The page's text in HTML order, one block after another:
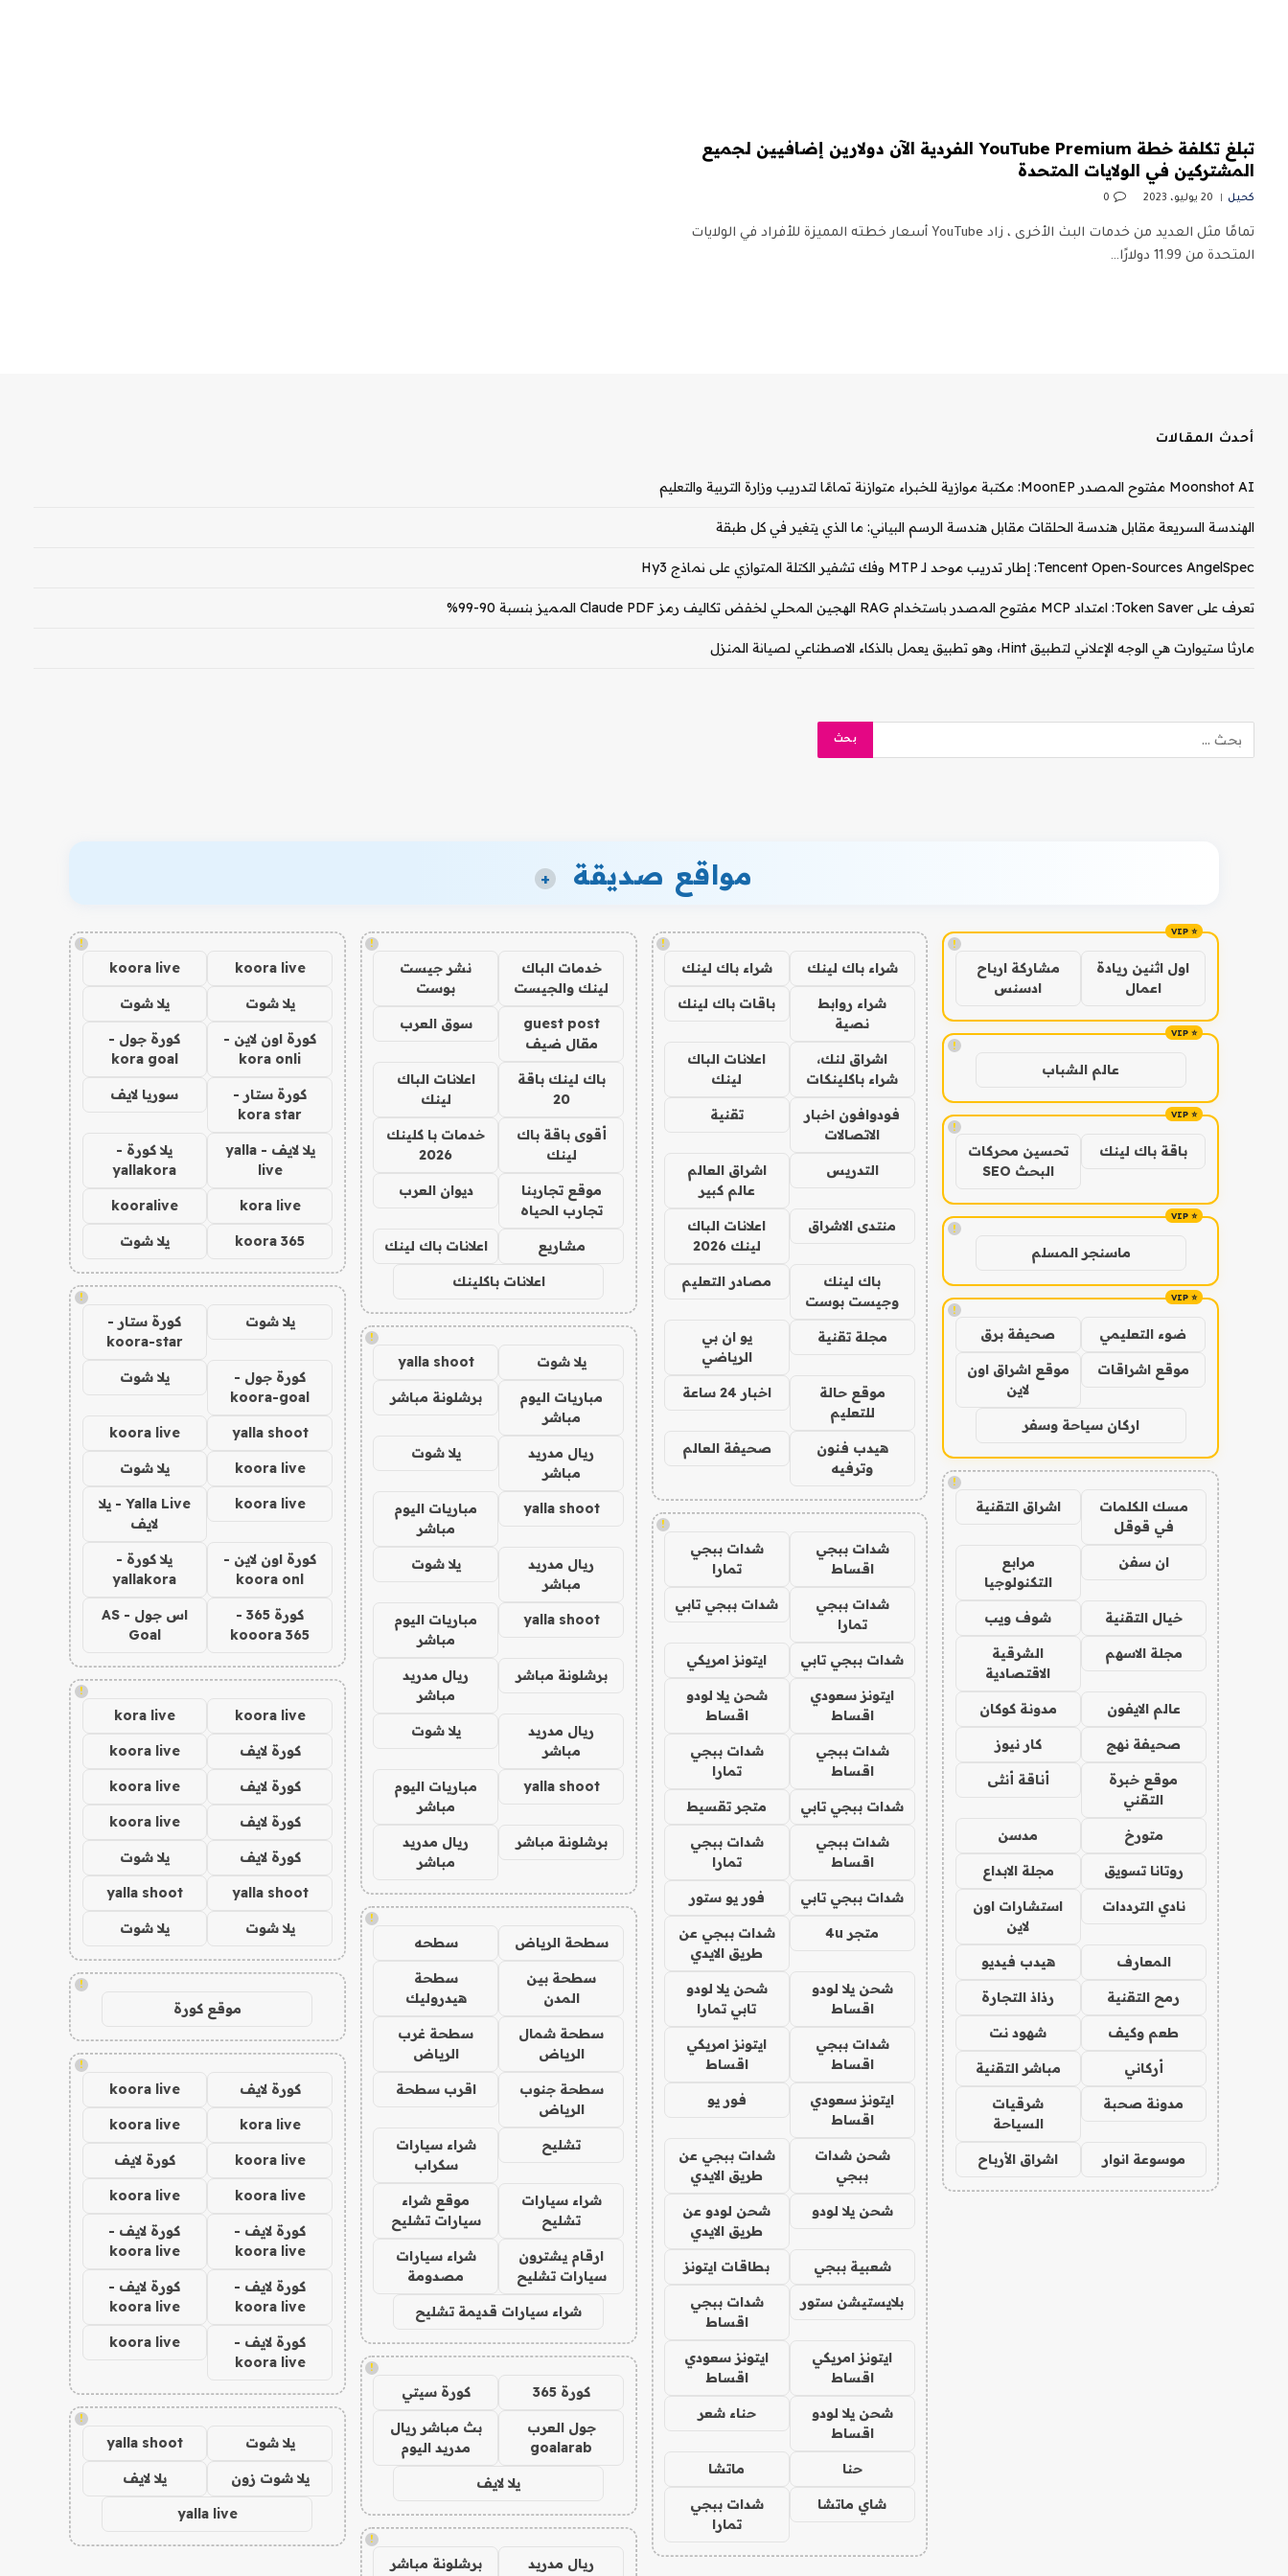
تبلغ تكلفة خطة YouTube Premium الفردية الآن دولارين إضافيين لجميع
المشتركين في الولايات المتحدة
كحيل 20 يوليو، 2023 0
تمامًا مثل العديد من خدمات البث الأخرى ، زاد YouTube أسعار خطته المميزة للأفراد في الولايات
المتحدة من 11.99 دولارًا…
أحدث المقالات
Moonshot AI مفتوح المصدر MoonEP: مكتبة موازية للخبراء متوازنة تمامًا لتدريب وزارة التربية والتعليم
الهندسة السريعة مقابل هندسة الحلقات مقابل هندسة الرسم البياني: ما الذي يتغير في كل طبقة
Tencent Open-Sources AngelSpec: إطار تدريب موحد لـ MTP وفك تشفير الكتلة المتوازي على نماذج Hy3
تعرف على Token Saver: امتداد MCP مفتوح المصدر باستخدام RAG الهجين المحلي لخفض تكاليف رمز Claude PDF المميز بنسبة 90-99%
مارثا ستيوارت هي الوجه الإعلاني لتطبيق Hint، وهو تطبيق يعمل بالذكاء الاصطناعي لصيانة المنزل
مواقع صديقة +
!
اول اثنين ريادة
اعمال
مشاركة ارباح
ادسنس
!
عالم الشباب
!
باقة باك لينك
تحسين محركات
البحث SEO
!
ماسنجر المسلم
!
ضوء التعليمي صحيفة برق
موقع اشراقات
موقع اشراق اون
لاين
اركان سياحة وسفر
!
مسك الكلمات
في قوقل
اشراق التقنية
ان سفن
مرابع
التكنولوجيا
خيال التقنية شوف ويب
مجلة الاسهم
الشرقية
الاقتصادية
عالم الايفون مدونة كوكان
صحيفة نهج كار نيوز
موقع خبرة
التقني
أناقة أنثى
متورخ مدسن
روتانا تسويق مجلة الابداع
نادي الترددات
استشارات اون
لاين
المعارف هيدب فيديو
رمح التقنية رذاذ التجارة
طعم وكيف شهود نت
أركاني مباشر التقنية
مدونة صحبة
شرقيات
السياحة
موسوعة انوار اشراق الأرباح
!
شراء باك لينك شراء باك لينك
شراء روابط
نصية
باقات باك لينك
اشراق لنك،
شراء باكلينكات
اعلانات الباك
لينك
فودوافون اخبار
الاتصالات
تقنية
التدريس
اشراق العالم
عالم كبير
منتدى الاشراق
اعلانات الباك
لينك 2026
باك لينك
وجيست بوست
مصادر التعليم
مجلة تقنية
يو ان بي
الرياضي
موقع حالة
للتعليم
اخبار 24 ساعة
هيدب فنون
وترفيه
صحيفة العالم
!
شدات ببجي
اقساط
شدات ببجي
تمارا
شدات ببجي
تمارا
شدات ببجي تابي
شدات ببجي تابي ايتونز امريكي
ايتونز سعودي
اقساط
شحن يلا لودو
اقساط
شدات ببجي
اقساط
شدات ببجي
تمارا
شدات ببجي تابي متجر تقسيط
شدات ببجي
اقساط
شدات ببجي
تمارا
شدات ببجي تابي فور يو ستور
متجر 4u
شدات ببجي عن
طريق الايدي
شحن يلا لودو
اقساط
شحن يلا لودو
تابي تمارا
شدات ببجي
اقساط
ايتونز امريكي
اقساط
ايتونز سعودي
اقساط
فور يو
شحن شدات
ببجي
شدات ببجي عن
طريق الايدي
شحن يلا لودو
شحن لودو عن
طريق الايدي
شعبية ببجي بطاقات ايتونز
بلايستيشن ستور
شدات ببجي
اقساط
ايتونز امريكي
اقساط
ايتونز سعودي
اقساط
شحن يلا لودو
اقساط
حناء شعر
حنا ماتشا
شاي ماتشا
شدات ببجي
تمارا
!
خدمات الباك
لينك والجيست
نشر جيست
بوست
guest post
مقال ضيف
سوق العرب
باك لينك باقة
20
اعلانات الباك
لينك
أقوى باقة باك
لينك
خدمات با كلينك
2026
موقع تجاربنا
تجارب الحياه
ديوان العرب
مشاريع اعلانات باك لينك
اعلانات باكلينك
!
يلا شوت yalla shoot
مباريات اليوم
مباشر
برشلونة مباشر
ريال مدريد
مباشر
يلا شوت
yalla shoot
مباريات اليوم
مباشر
ريال مدريد
مباشر
يلا شوت
yalla shoot
مباريات اليوم
مباشر
برشلونة مباشر
ريال مدريد
مباشر
ريال مدريد
مباشر
يلا شوت
yalla shoot
مباريات اليوم
مباشر
برشلونة مباشر
ريال مدريد
مباشر
!
سطحة الرياض سطحه
سطحة بين
المدن
سطحة
هيدروليك
سطحة شمال
الرياض
سطحة غرب
الرياض
سطحة جنوب
الرياض
اقرب سطحة
تشليح
شراء سيارات
سكراب
شراء سيارات
تشليح
موقع شراء
سيارات تشليح
ارقام يشترون
سيارات تشليح
شراء سيارات
مصدومة
شراء سيارات قديمة تشليح
!
كورة 365 كورة سيتي
جول العرب
goalarab
بث مباشر ريال
مدريد اليوم
يلا لايف
!
ريال مدريد
برشلونة مباشر
!
koora live
koora live
يلا شوت يلا شوت
كورة اون لاين -
kora onli
كورة جول -
kora goal
كورة ستار -
kora star
سوريا لايف
يلا لايف - yalla
live
يلا كورة -
yallakora
kora live
kooralive
koora 365 يلا شوت
!
يلا شوت
كورة ستار -
koora-star
كورة جول -
koora-goal
يلا شوت
yalla shoot
koora live
koora live يلا شوت
koora live
Yalla Live - يلا
لايف
كورة اون لاين -
koora onl
يلا كورة -
yallakora
كورة 365 -
kooora 365
اس جول - AS
Goal
!
koora live
kora live
كورة لايف koora live
كورة لايف koora live
كورة لايف koora live
كورة لايف يلا شوت
yalla shoot
yalla shoot
يلا شوت يلا شوت
!
موقع كورة
!
كورة لايف koora live
kora live
koora live
koora live كورة لايف
koora live
koora live
كورة لايف -
koora live
كورة لايف -
koora live
كورة لايف -
koora live
كورة لايف -
koora live
كورة لايف -
koora live
koora live
!
يلا شوت yalla shoot
يلا شوت زون يلا لايف
yalla live